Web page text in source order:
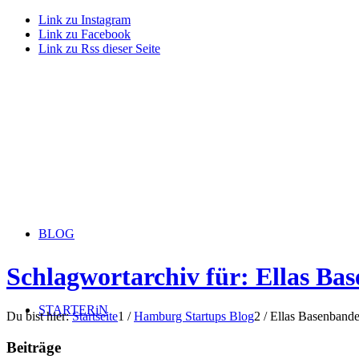
Link zu Instagram
Link zu Facebook
Link zu Rss dieser Seite
BLOG
STARTERiN
Schlagwortarchiv für: Ellas
Du bist hier: Startseite1 / Hamburg Startups Blog2 / Ellas Basenbande
Beiträge